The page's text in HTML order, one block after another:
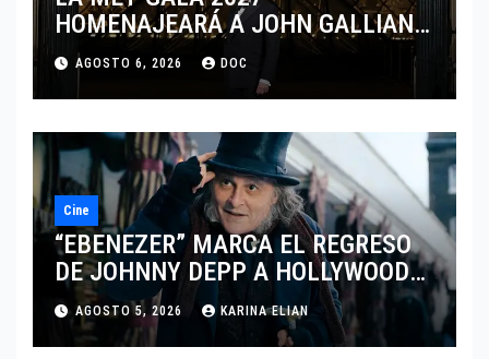
HOMENAJEARÁ A JOHN GALLIANO
MARCANDO EL REGRESO DEL REY
DEL DRAMATISMO
AGOSTO 6, 2026 DOC
Cine
“EBENEZER” MARCA EL REGRESO
DE JOHNNY DEPP A HOLLYWOOD
TRAS SU PASO POR EL CINE
INDEPENDIENTE EUROPEO
AGOSTO 5, 2026 KARINA ELIAN